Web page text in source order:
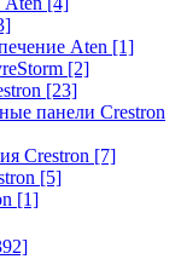
Aten [1]
[2]
[23]
панели Crestron
Crestron [7]
[5]
[1]